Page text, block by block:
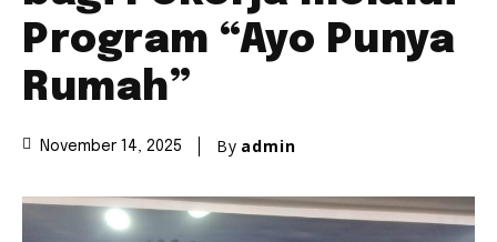
Program “Ayo Punya
Rumah”
November 14, 2025 By admin